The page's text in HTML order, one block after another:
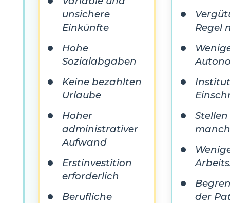
unsichere
Einkünfte
Hohe
Sozialabgaben
Keine bezahlten
Urlaube
Hoher
administrativer
Aufwand
Erstinvestition
erforderlich
Berufliche
Regel
Stellen
der